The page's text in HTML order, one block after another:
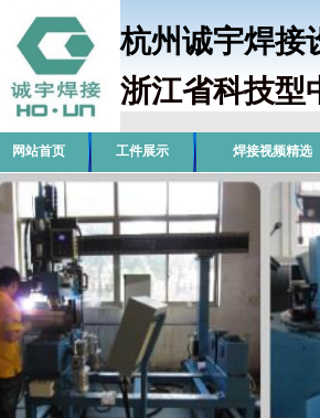
杭州诚宇焊
浙江省科技型
网站首页 工件展示 焊接视频精选